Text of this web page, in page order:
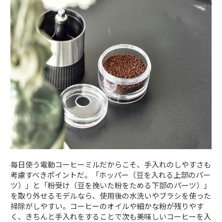
毎日使う電動コーヒーミルだからこそ、手入れのしやすさも
考慮すべきポイントだ。「ホッパー（豆を入れる上部のパー
ツ）」と「粉受け（豆を挽いた粉をためる下部のパーツ）」
を取り外せるモデルなら、使用後の水洗いやブラシを使った
掃除がしやすい。コーヒーのオイルや細かな粉が残りやす
く、きちんと手入れをすることで次も美味しいコーヒーを入